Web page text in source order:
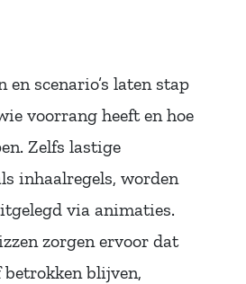
scenario’s laten stap
voorrang heeft en hoe
Zelfs lastige
inhaalregels, worden
via animaties.
zorgen ervoor dat
blijven,